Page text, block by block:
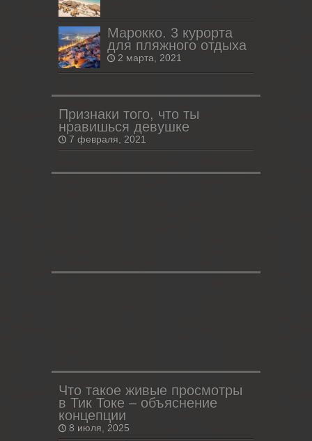
Марокко. 3 курорта
для пляжного отдыха
2 марта, 2021
Признаки того, что ты
нравишься девушке
7 февраля, 2021
Что такое живые просмотры
в Тик Токе – объяснение
концепции
8 июля, 2025